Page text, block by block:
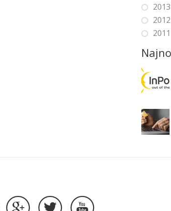
2013
2012
2011